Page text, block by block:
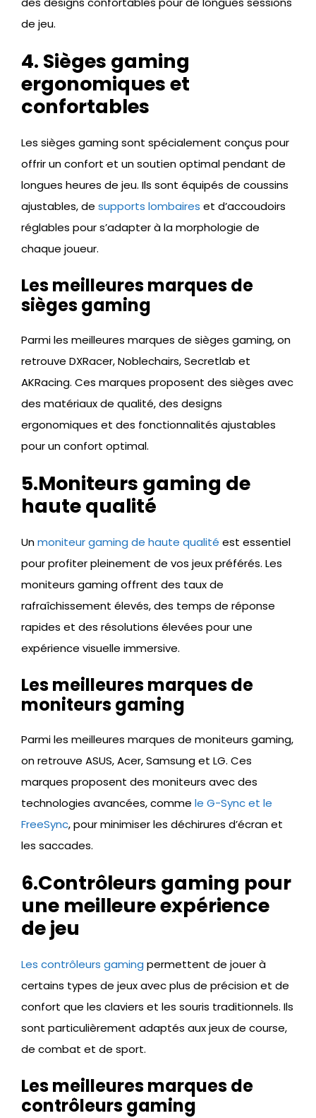
de jeu.
4. Sièges gaming
ergonomiques et
confortables
Les sièges gaming sont spécialement conçus pour
offrir un confort et un soutien optimal pendant de
longues heures de jeu. Ils sont équipés de coussins
ajustables, de supports lombaires et d’accoudoirs
réglables pour s’adapter à la morphologie de
chaque joueur.
Les meilleures marques de
sièges gaming
Parmi les meilleures marques de sièges gaming, on
retrouve DXRacer, Noblechairs, Secretlab et
AKRacing. Ces marques proposent des sièges avec
des matériaux de qualité, des designs
ergonomiques et des fonctionnalités ajustables
pour un confort optimal.
5.Moniteurs gaming de
haute qualité
Unmoniteur gaming de haute qualité est essentiel
pour profiter pleinement de vos jeux préférés. Les
moniteurs gaming offrent des taux de
rafraîchissement élevés, des temps de réponse
rapides et des résolutions élevées pour une
expérience visuelle immersive.
Les meilleures marques de
moniteurs gaming
Parmi les meilleures marques de moniteurs gaming,
on retrouve ASUS, Acer, Samsung et LG. Ces
marques proposent des moniteurs avec des
technologies avancées, comme le G-Sync et le
FreeSync, pour minimiser les déchirures d’écran et
les saccades.
6.Contrôleurs gaming pour
une meilleure expérience
de jeu
Les contrôleurs gaming permettent de jouer à
certains types de jeux avec plus de précision et de
confort que les claviers et les souris traditionnels. Ils
sont particulièrement adaptés aux jeux de course,
de combat et de sport.
Les meilleures marques de
contrôleurs gaming